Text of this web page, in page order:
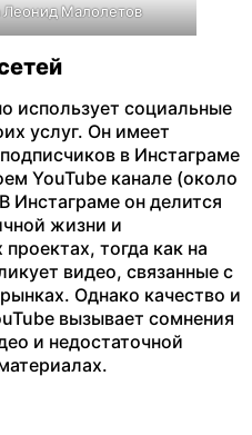
Леонид Малолетов
использует социальные
услуг. Он имеет
в Инстаграме
YouTube канале (около
Инстаграме он делится
жизни и
тогда как на
видео, связанные с
Однако качество и
вызывает сомнения
и недостаточной